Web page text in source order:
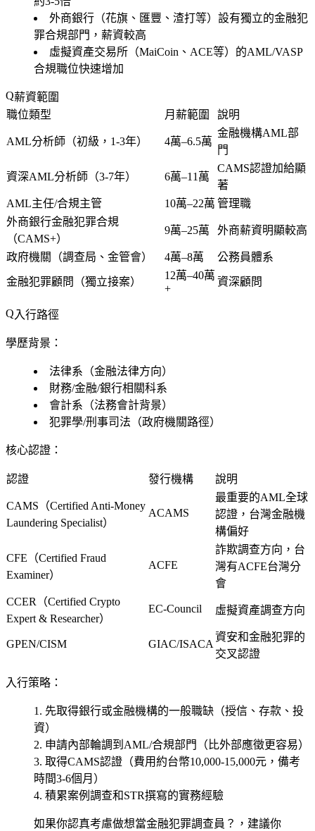
外商銀行（花旗、匯豐、渣打等）設有獨立的金融犯
罪合規部門，薪資較高
虛擬資產交易所（MaiCoin、ACE等）的AML/VASP
合規職位快速增加
薪資範圍
職位類型
月薪範圍 說明
AML分析師（初級，1-3年） 4萬–6.5萬
金融機構AML部
門
資深AML分析師（3-7年） 6萬–11萬
CAMS認證加給顯
著
AML主任/合規主管
10萬–22萬 管理職
外商銀行金融犯罪合規
（CAMS+）
9萬–25萬 外商薪資明顯較高
政府機關（調查局、金管會） 4萬–8萬 公務員體系
金融犯罪顧問（獨立接案）
12萬–40萬
+
資深顧問
入行路徑
學歷背景：
法律系（金融法律方向）
財務/金融/銀行相關科系
會計系（法務會計背景）
犯罪學/刑事司法（政府機關路徑）
核心認證：
認證 發行機構 說明
CAMS（Certified Anti-Money
Laundering Specialist）
ACAMS
最重要的AML全球
認證，台灣金融機
構偏好
CFE（Certified Fraud
Examiner）
ACFE
詐欺調查方向，台
灣有ACFE台灣分
會
CCER（Certified Crypto
Expert & Researcher）
EC-Council 虛擬資產調查方向
GPEN/CISM GIAC/ISACA
資安和金融犯罪的
交叉認證
入行策略：
先取得銀行或金融機構的一般職缺（授信、存款、投
資）
申請內部輪調到AML/合規部門（比外部應徵更容易）
取得CAMS認證（費用約台幣10,000-15,000元，備考
時間3-6個月）
積累案例調查和STR撰寫的實務經驗
如果你認真考慮做想當金融犯罪調查員？，建議你